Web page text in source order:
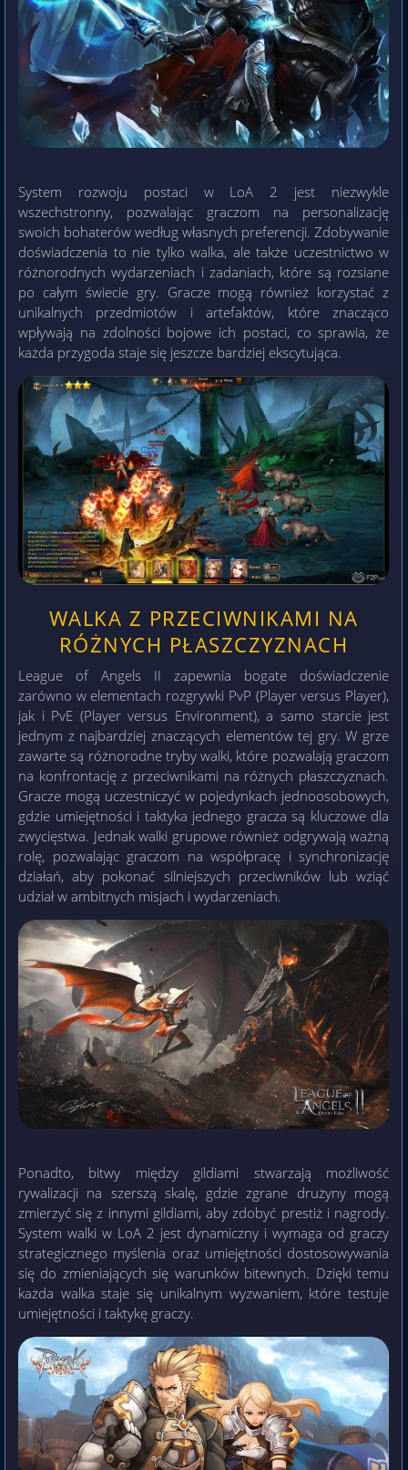
System rozwoju postaci w LoA 2 jest niezwykle
wszechstronny, pozwalając graczom na personalizację
swoich bohaterów według własnych preferencji. Zdobywanie
doświadczenia to nie tylko walka, ale także uczestnictwo w
różnorodnych wydarzeniach i zadaniach, które są rozsiane
po całym świecie gry. Gracze mogą również korzystać z
unikalnych przedmiotów i artefaktów, które znacząco
wpływają na zdolności bojowe ich postaci, co sprawia, że
każda przygoda staje się jeszcze bardziej ekscytująca.
WALKA Z PRZECIWNIKAMI NA
RÓŻNYCH PŁASZCZYZNACH
League of Angels II zapewnia bogate doświadczenie
zarówno w elementach rozgrywki PvP (Player versus Player),
jak i PvE (Player versus Environment), a samo starcie jest
jednym z najbardziej znaczących elementów tej gry. W grze
zawarte są różnorodne tryby walki, które pozwalają graczom
na konfrontację z przeciwnikami na różnych płaszczyznach.
Gracze mogą uczestniczyć w pojedynkach jednoosobowych,
gdzie umiejętności i taktyka jednego gracza są kluczowe dla
zwycięstwa. Jednak walki grupowe również odgrywają ważną
rolę, pozwalając graczom na współpracę i synchronizację
działań, aby pokonać silniejszych przeciwników lub wziąć
udział w ambitnych misjach i wydarzeniach.
Ponadto, bitwy między gildiami stwarzają możliwość
rywalizacji na szerszą skalę, gdzie zgrane drużyny mogą
zmierzyć się z innymi gildiami, aby zdobyć prestiż i nagrody.
System walki w LoA 2 jest dynamiczny i wymaga od graczy
strategicznego myślenia oraz umiejętności dostosowywania
się do zmieniających się warunków bitewnych. Dzięki temu
każda walka staje się unikalnym wyzwaniem, które testuje
umiejętności i taktykę graczy.